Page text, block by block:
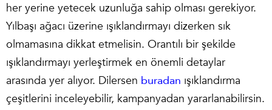
her yerine yetecek uzunluğa sahip olması gerekiyor.
Yılbaşı ağacı üzerine ışıklandırmayı dizerken sık
olmamasına dikkat etmelisin. Orantılı bir şekilde
ışıklandırmayı yerleştirmek en önemli detaylar
arasında yer alıyor. Dilersen buradan ışıklandırma
çeşitlerini inceleyebilir, kampanyadan yararlanabilirsin.